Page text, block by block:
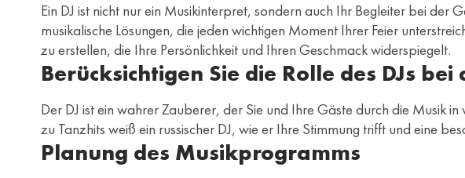
Ein DJ ist nicht nur ein Musikinterpret, sondern auch Ihr Begleiter bei der
musikalische Lösungen, die jeden wichtigen Moment Ihrer Feier
zu erstellen, die Ihre Persönlichkeit und Ihren Geschmack widerspiegelt.
Berücksichtigen Sie die Rolle des DJs
Der DJ ist ein wahrer Zauberer, der Sie und Ihre Gäste durch die Musik
zu Tanzhits weiß ein russischer DJ, wie er Ihre Stimmung trifft und eine
Planung des Musikprogramms